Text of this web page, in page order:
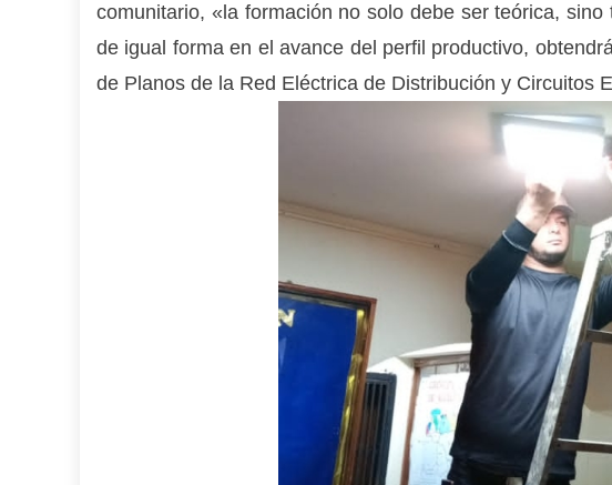
comunitario, «la formación no solo debe ser teórica,
de igual forma en el avance del perfil productivo,
de Planos de la Red Eléctrica de Distribución y Circuitos